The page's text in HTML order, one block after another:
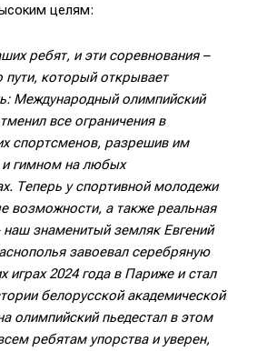
целям:
ребят, и эти соревнования –
который открывает
Международный олимпийский
все ограничения в
спортсменов, разрешив им
и гимном на любых
Теперь у спортивной молодежи
возможности, а также реальная
наш знаменитый земляк Евгений
завоевал серебряную
играх 2024 года в Париже и стал
белорусской академической
олимпийский пьедестал в этом
ребятам упорства и уверен,